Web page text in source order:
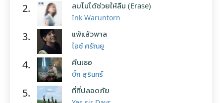
2. ลบไม่ได้ช่วยให้ลืม (Erase)
Ink Waruntorn
3. แพ้แล้วพาล
ไอซ์ ศรัณยู
4. คืนเธอ
บิ๊ก สุรินทร์
5. ที่ที่ปลอดภัย